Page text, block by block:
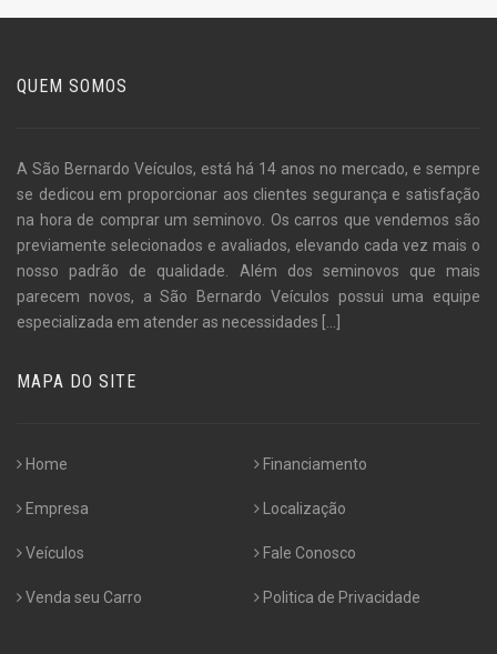
QUEM SOMOS
A São Bernardo Veículos, está há 14 anos no mercado, e sempre
se dedicou em proporcionar aos clientes segurança e satisfação
na hora de comprar um seminovo. Os carros que vendemos são
previamente selecionados e avaliados, elevando cada vez mais o
nosso padrão de qualidade. Além dos seminovos que mais
parecem novos, a São Bernardo Veículos possui uma equipe
especializada em atender as necessidades
MAPA DO SITE
Home
Empresa
Veículos
Venda seu Carro
Financiamento
Localização
Fale Conosco
Politica de Privacidade